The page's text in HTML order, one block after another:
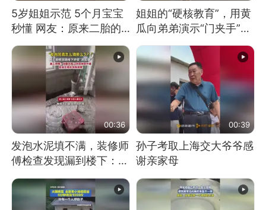
5岁姐姐示范 5个月宝宝
秒懂 网友：原来二胎的
快乐长这样
姐姐的“硬核教育”，用黄
瓜向弟弟演示“门夹手”，
网友：果然言传不如身
教！
00:36
发泡水泥填不满，装修师
傅检查发现漏到楼下：出
风口未延伸到外墙
00:39
孙子考取上海交大爷爷感
谢亲家母